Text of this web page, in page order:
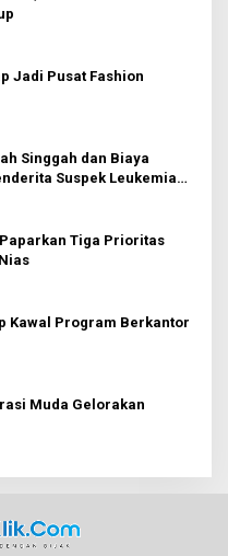
Jadi Pusat Fashion
Singgah dan Biaya
Suspek Leukemia
Tiga Prioritas
Kawal Program Berkantor
Muda Gelorakan